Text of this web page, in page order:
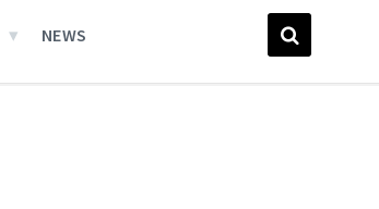
NEWS